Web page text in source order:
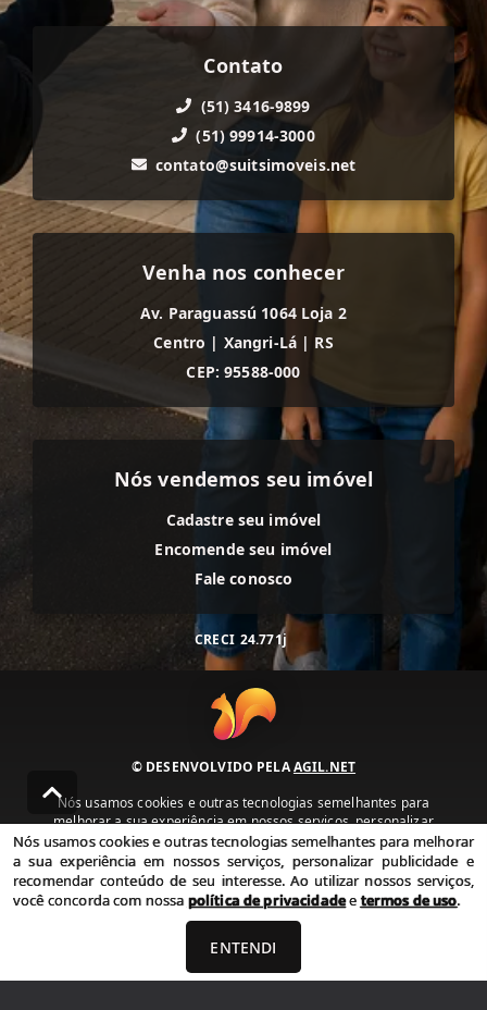
Contato
(51) 3416-9899
(51) 99914-3000
contato@suitsimoveis.net
Venha nos conhecer
Av. Paraguassú 1064 Loja 2
Centro | Xangri-Lá | RS
CEP: 95588-000
Nós vendemos seu imóvel
Cadastre seu imóvel
Encomende seu imóvel
Fale conosco
CRECI 24.771j
© DESENVOLVIDO PELAAGIL.NET
Nós usamos cookies e outras tecnologias semelhantes para
melhorar a sua experiência em nossos serviços, personalizar
publicidade e recomendar conteúdo de seu interesse. Ao utilizar
nossos serviços, você concorda com nossa política de privacidade e
termos de uso.
Política de Privacidade Termos de uso
Nós usamos cookies e outras tecnologias semelhantes para melhorar
a sua experiência em nossos serviços, personalizar publicidade e
recomendar conteúdo de seu interesse. Ao utilizar nossos serviços,
você concorda com nossa política de privacidadeetermos de uso.
ENTENDI